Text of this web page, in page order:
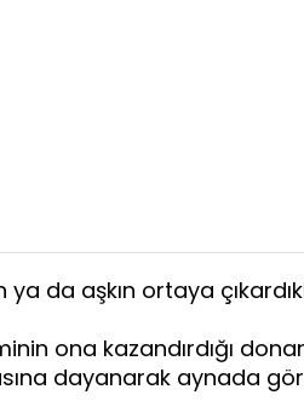
da aşkın ortaya
ona kazandırdığı
dayanarak aynada